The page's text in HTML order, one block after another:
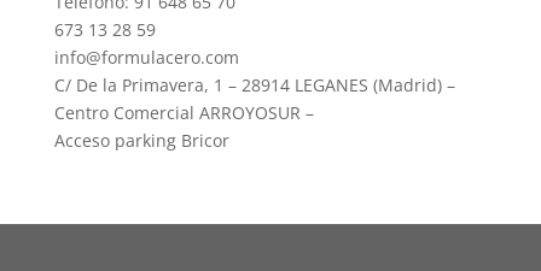
673 13 28 59
info@formulacero.com
C/ De la Primavera, 1 – 28914 LEGANES (Madrid) –
Centro Comercial ARROYOSUR –
Acceso parking Bricor